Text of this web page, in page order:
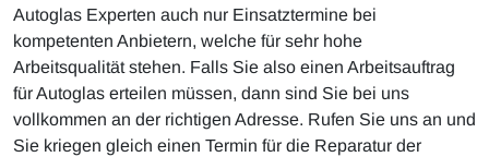
Autoglas Experten auch nur Einsatztermine bei
kompetenten Anbietern, welche für sehr hohe
Arbeitsqualität stehen. Falls Sie also einen Arbeitsauftrag
für Autoglas erteilen müssen, dann sind Sie bei uns
vollkommen an der richtigen Adresse. Rufen Sie uns an und
Sie kriegen gleich einen Termin für die Reparatur der